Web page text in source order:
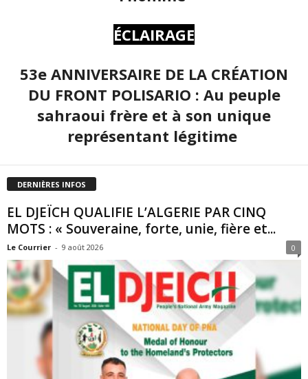
ÉCLAIRAGE
53e ANNIVERSAIRE DE LA CRÉATION
DU FRONT POLISARIO : Au peuple
sahraoui frère et à son unique
représentant légitime
DERNIÈRES INFOS
EL DJEÏCH QUALIFIE L’ALGERIE PAR CINQ
MOTS : « Souveraine, forte, unie, fière et...
Le Courrier - 9 août 2026 0